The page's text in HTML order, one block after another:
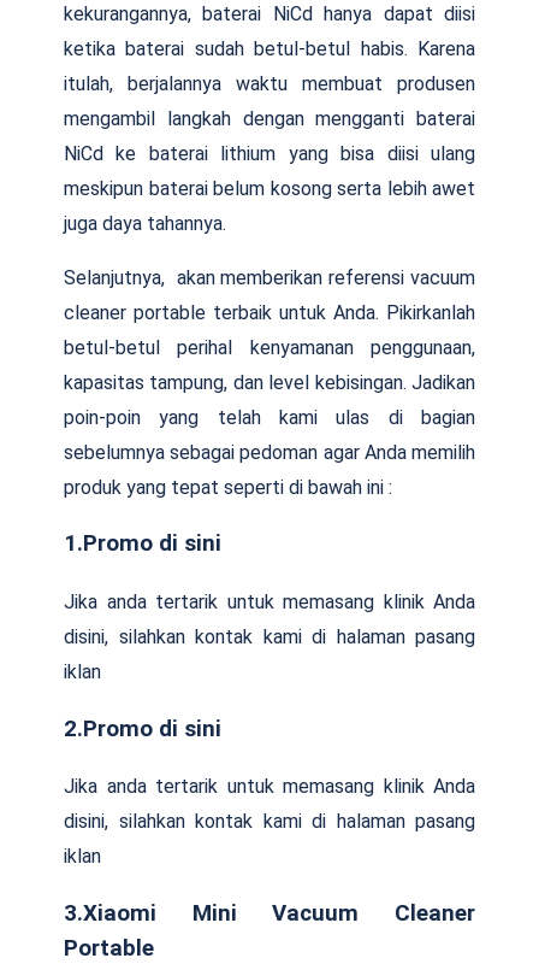
kekurangannya, baterai NiCd hanya dapat diisi
ketika baterai sudah betul-betul habis. Karena
itulah, berjalannya waktu membuat produsen
mengambil langkah dengan mengganti baterai
NiCd ke baterai lithium yang bisa diisi ulang
meskipun baterai belum kosong serta lebih awet
juga daya tahannya.
Selanjutnya, akan memberikan referensi vacuum
cleaner portable terbaik untuk Anda. Pikirkanlah
betul-betul perihal kenyamanan penggunaan,
kapasitas tampung, dan level kebisingan. Jadikan
poin-poin yang telah kami ulas di bagian
sebelumnya sebagai pedoman agar Anda memilih
produk yang tepat seperti di bawah ini :
1.Promo di sini
Jika anda tertarik untuk memasang klinik Anda
disini, silahkan kontak kami di halaman pasang
iklan
2.Promo di sini
Jika anda tertarik untuk memasang klinik Anda
disini, silahkan kontak kami di halaman pasang
iklan
3.Xiaomi Mini Vacuum Cleaner
Portable